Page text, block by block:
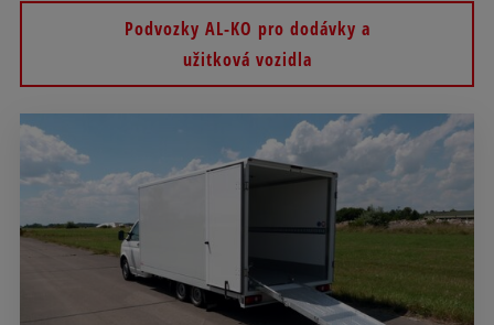
Podvozky AL-KO pro dodávky a
užitková vozidla